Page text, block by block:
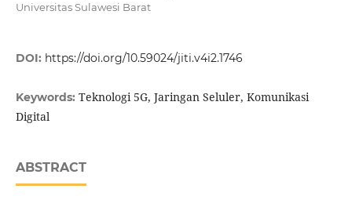
Universitas Sulawesi Barat
DOI: https://doi.org/10.59024/jiti.v4i2.1746
Keywords: Teknologi 5G, Jaringan Seluler, Komunikasi
Digital
ABSTRACT